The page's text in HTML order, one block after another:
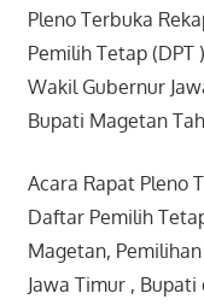
Pleno Terbuka
Pemilih Tetap
Wakil Gubernur
Bupati Magetan
Acara Rapat Pleno
Daftar Pemilih
Magetan,
Jawa Timur ,